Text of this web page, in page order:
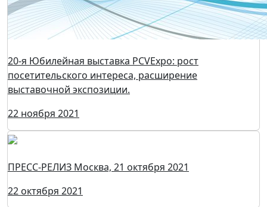
13 октября 2022